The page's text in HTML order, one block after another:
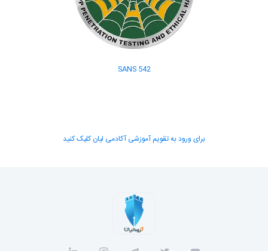
SANS 542
برای ورود به تقویم آموزشی آکادمی لیان کلیک کنید